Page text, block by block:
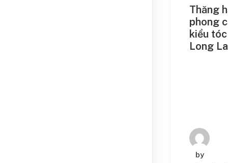
Search
Tháng 10
Tháng 9
Thăng
phong
kiểu
Long
by